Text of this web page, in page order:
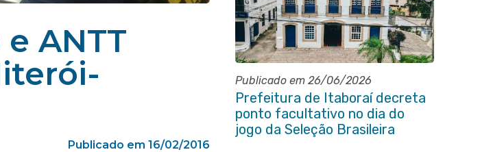
ANTT
Publicado em 16/02/2016
Publicado em 26/06/2026
Prefeitura de Itaboraí decreta
ponto facultativo no dia do
jogo da Seleção Brasileira